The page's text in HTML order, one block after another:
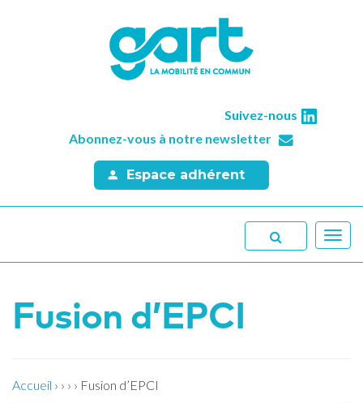
Suivez-nous
Abonnez-vous à notre newsletter
Espace adhérent
Fusion d’EPCI
Accueil › › › › Fusion d’EPCI